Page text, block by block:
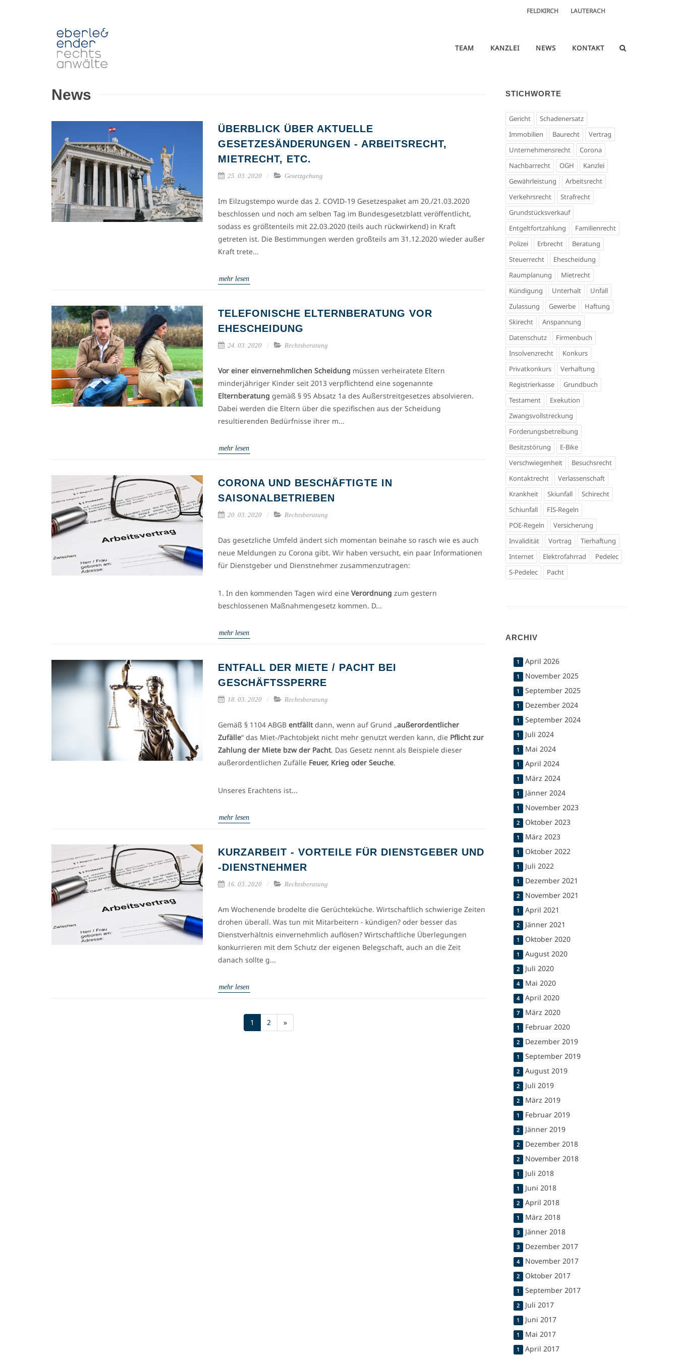
FELDKIRCH LAUTERACH
TEAM KANZLEI NEWS KONTAKT
News
ÜBERBLICK ÜBER AKTUELLE
GESETZESÄNDERUNGEN - ARBEITSRECHT,
MIETRECHT, ETC.
25. 03. 2020 Gesetzgebung
Im Eilzugstempo wurde das 2. COVID-19 Gesetzespaket am 20./21.03.2020
beschlossen und noch am selben Tag im Bundesgesetzblatt veröffentlicht,
sodass es größtenteils mit 22.03.2020 (teils auch rückwirkend) in Kraft
getreten ist. Die Bestimmungen werden großteils am 31.12.2020 wieder außer
Kraft trete...
mehr lesen
TELEFONISCHE ELTERNBERATUNG VOR
EHESCHEIDUNG
24. 03. 2020 Rechtsberatung
Vor einer einvernehmlichen Scheidung müssen verheiratete Eltern
minderjähriger Kinder seit 2013 verpflichtend eine sogenannte
Elternberatung gemäß § 95 Absatz 1a des Außerstreitgesetzes absolvieren.
Dabei werden die Eltern über die spezifischen aus der Scheidung
resultierenden Bedürfnisse ihrer m...
mehr lesen
CORONA UND BESCHÄFTIGTE IN
SAISONALBETRIEBEN
20. 03. 2020 Rechtsberatung
Das gesetzliche Umfeld ändert sich momentan beinahe so rasch wie es auch
neue Meldungen zu Corona gibt. Wir haben versucht, ein paar Informationen
für Dienstgeber und Dienstnehmer zusammenzutragen:
1. In den kommenden Tagen wird eine Verordnung zum gestern
beschlossenen Maßnahmengesetz kommen. D...
mehr lesen
ENTFALL DER MIETE / PACHT BEI
GESCHÄFTSSPERRE
18. 03. 2020 Rechtsberatung
Gemäß § 1104 ABGB entfälltdann, wenn auf Grund „außerordentlicher
Zufälle“ das Miet-/Pachtobjekt nicht mehr genutzt werden kann, die Pflicht zur
Zahlung der Miete bzw der Pacht. Das Gesetz nennt als Beispiele dieser
außerordentlichen Zufälle Feuer, Krieg oder Seuche.
Unseres Erachtens ist...
mehr lesen
KURZARBEIT - VORTEILE FÜR DIENSTGEBER UND
-DIENSTNEHMER
16. 03. 2020 Rechtsberatung
Am Wochenende brodelte die Gerüchteküche. Wirtschaftlich schwierige Zeiten
drohen überall. Was tun mit Mitarbeitern - kündigen? oder besser das
Dienstverhältnis einvernehmlich auflösen? Wirtschaftliche Überlegungen
konkurrieren mit dem Schutz der eigenen Belegschaft, auch an die Zeit
danach sollte g...
mehr lesen
1 (current)
2 »
STICHWORTE
Gericht
Schadenersatz
Immobilien
Baurecht
Vertrag
Unternehmensrecht
Corona
Nachbarrecht
OGH
Kanzlei
Gewährleistung
Arbeitsrecht
Verkehrsrecht
Strafrecht
Grundstücksverkauf
Entgeltfortzahlung
Familienrecht
Polizei
Erbrecht
Beratung
Steuerrecht
Ehescheidung
Raumplanung
Mietrecht
Kündigung
Unterhalt
Unfall
Zulassung
Gewerbe
Haftung
Skirecht
Anspannung
Datenschutz
Firmenbuch
Insolvenzrecht
Konkurs
Privatkonkurs
Verhaftung
Registrierkasse
Grundbuch
Testament
Exekution
Zwangsvollstreckung
Forderungsbetreibung
Besitzstörung
E-Bike
Verschwiegenheit
Besuchsrecht
Kontaktrecht
Verlassenschaft
Krankheit
Skiunfall
Schirecht
Schiunfall
FIS-Regeln
POE-Regeln
Versicherung
Invalidität
Vortrag
Tierhaftung
Internet
Elektrofahrrad
Pedelec
S-Pedelec
Pacht
ARCHIV
1 April 2026
1 November 2025
1 September 2025
1 Dezember 2024
1 September 2024
1 Juli 2024
1 Mai 2024
1 April 2024
1 März 2024
1 Jänner 2024
1 November 2023
2 Oktober 2023
1 März 2023
1 Oktober 2022
1 Juli 2022
1 Dezember 2021
2 November 2021
1 April 2021
2 Jänner 2021
1 Oktober 2020
1 August 2020
2 Juli 2020
4 Mai 2020
4 April 2020
7 März 2020
1 Februar 2020
2 Dezember 2019
1 September 2019
2 August 2019
2 Juli 2019
2 März 2019
1 Februar 2019
2 Jänner 2019
2 Dezember 2018
2 November 2018
1 Juli 2018
1 Juni 2018
2 April 2018
1 März 2018
3 Jänner 2018
3 Dezember 2017
4 November 2017
2 Oktober 2017
1 September 2017
2 Juli 2017
1 Juni 2017
1 Mai 2017
1 April 2017